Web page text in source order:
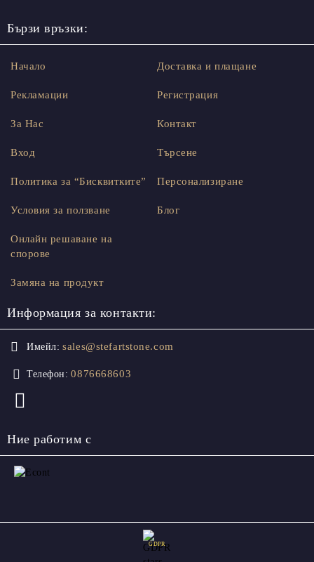
Бързи връзки:
Начало
Рекламации
За Нас
Вход
Доставка и плащане
Регистрация
Контакт
Търсене
Политика за “Бисквитките”
Условия за ползване
Онлайн решаване на
спорове
Замяна на продукт
Персонализиране
Блог
Информация за контакти:
Имейл: sales@stefartstone.com
Телефон: 0876668603
Ние работим с
GDPR